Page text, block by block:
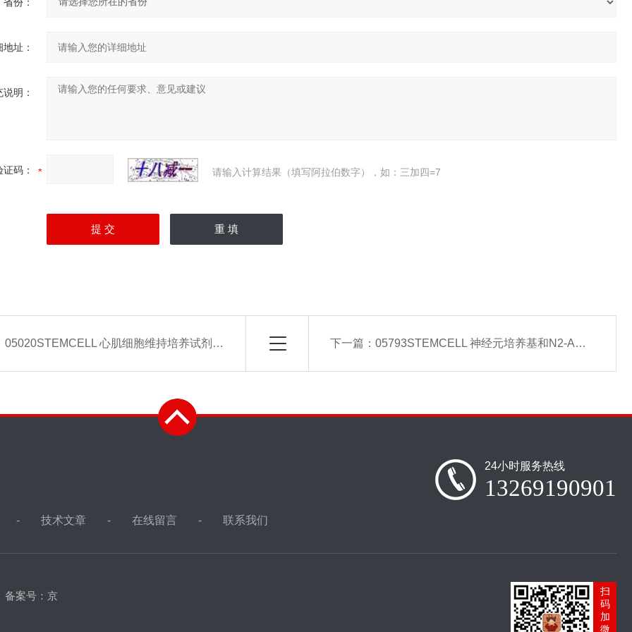
址：
明：
证码： 请输入计算结果（填写阿拉伯数字），如：三加四=7
05020STEMCELL 心肌细胞维持培养试剂盒-常备现货 下一篇： 05793STEMCELL 神经元培养基和N2-A/SM1试剂盒
技术文章 在线留言 联系我们
24小时服务热线
13269190901
备案号：京
扫
码
加
微